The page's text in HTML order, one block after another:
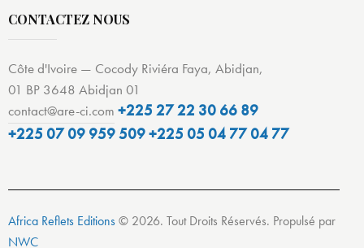
CONTACTEZ NOUS
Côte d'Ivoire — Cocody Riviéra Faya, Abidjan,
01 BP 3648 Abidjan 01
contact@are-ci.com +225 27 22 30 66 89
+225 07 09 959 509+225 05 04 77 04 77
Africa Reflets Editions© 2026. Tout Droits Réservés. Propulsé par
NWC